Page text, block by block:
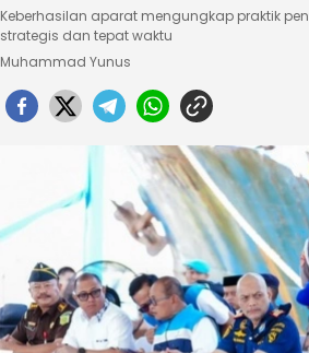
Keberhasilan aparat mengungkap praktik
strategis dan tepat waktu
Muhammad Yunus